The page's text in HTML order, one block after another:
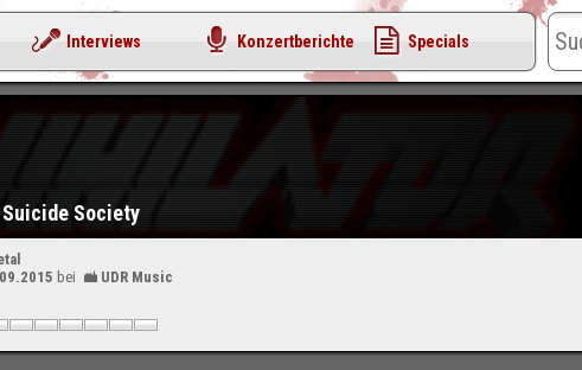
Society
bei UDR Music
Interviews Konzertberichte Specials